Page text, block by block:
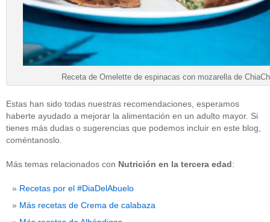
Receta de Omelette de espinacas con mozarella de
Estas han sido todas nuestras recomendaciones, esperamos
haberte ayudado a mejorar la alimentación en un adulto mayor. Si
tienes más dudas o sugerencias que podemos incluir en este blog,
coméntanoslo.
Más temas relacionados con Nutrición en la tercera edad:
Recetas por el #DiaDelAbuelo
Más recetas de Crema de calabaza